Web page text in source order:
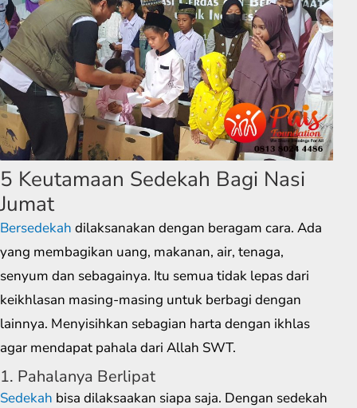
5 Keutamaan Sedekah Bagi Nasi
Jumat
Bersedekah dilaksanakan dengan beragam cara. Ada
yang membagikan uang, makanan, air, tenaga,
senyum dan sebagainya. Itu semua tidak lepas dari
keikhlasan masing-masing untuk berbagi dengan
lainnya. Menyisihkan sebagian harta dengan ikhlas
agar mendapat pahala dari Allah SWT.
1. Pahalanya Berlipat
Sedekah bisa dilaksaakan siapa saja. Dengan sedekah